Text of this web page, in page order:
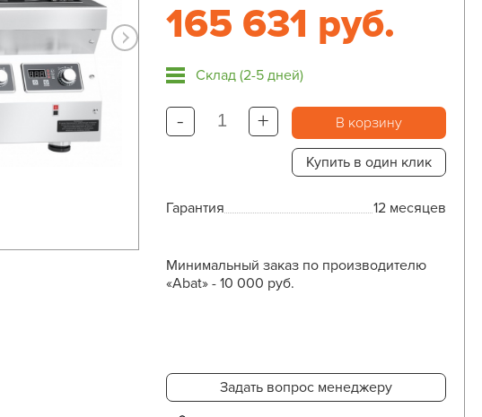
165 631 руб.
Склад (2-5 дней)
- + В корзину
Купить в один клик
Гарантия 12 месяцев
Минимальный заказ по производителю
«Abat» - 10 000 руб.
Задать вопрос менеджеру